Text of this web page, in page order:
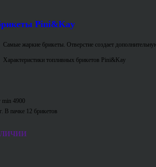
Pini&Kay
Самые жаркие брикеты. Отверстие создает
Характеристики топливных брикетов Pini&Kay
min 4900
В пачке 12 брикетов